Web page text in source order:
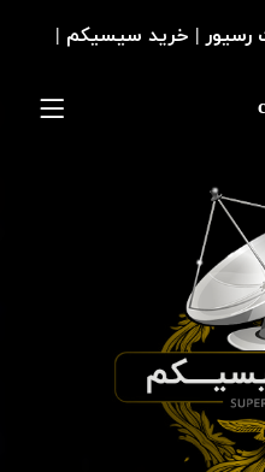
رسیور | خرید سیسیکم |